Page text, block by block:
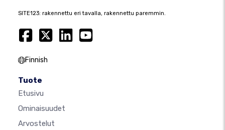
SITE123: rakennettu eri tavalla, rakennettu paremmin.
Finnish
Tuote
Etusivu
Ominaisuudet
Arvostelut